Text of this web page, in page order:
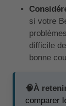
si votre
difficile
bonne
🧠À
comparer